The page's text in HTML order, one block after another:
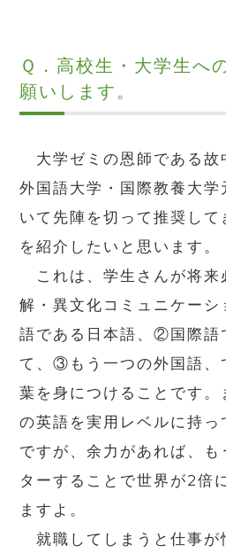
Ｑ．高校生・大学生へ
願いします。
大学ゼミの恩師である故
外国語大学・国際教養大学
いて先陣を切って推奨して
を紹介したいと思います。
これは、学生さんが将来
解・異文化コミュニケー
語である日本語、②国際語
て、③もう一つの外国語、
葉を身につけることです
の英語を実用レベルに持
ですが、余力があれば、も
ターすることで世界が2倍
ますよ。
就職してしまうと仕事が